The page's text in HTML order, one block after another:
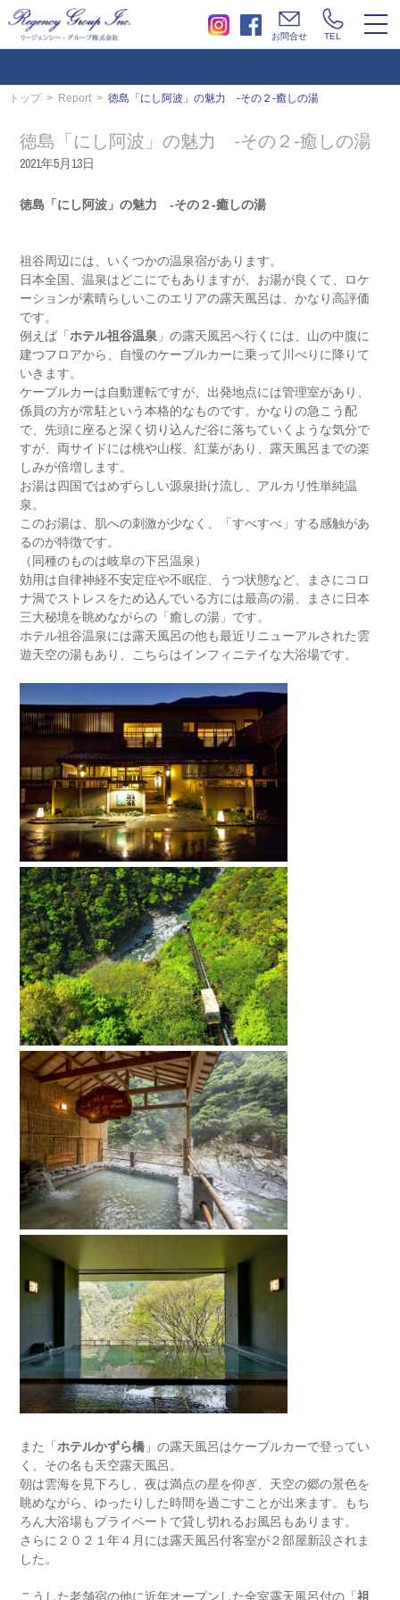
お問合せ TEL
トップ Report 徳島「にし阿波」の魅力 -その２-癒しの湯
徳島「にし阿波」の魅力 -その２-癒しの湯
2021年5月13日
徳島「にし阿波」の魅力 -その２-癒しの湯
祖谷周辺には、いくつかの温泉宿があります。
日本全国、温泉はどこにでもありますが、お湯が良くて、ロケ
ーションが素晴らしいこのエリアの露天風呂は、かなり高評価
です。
例えば「ホテル祖谷温泉 」の露天風呂へ行くには、山の中腹に
建つフロアから、自慢のケーブルカーに乗って川べりに降りて
いきます。
ケーブルカーは自動運転ですが、出発地点には管理室があり、
係員の方が常駐という本格的なものです。かなりの急こう配
で、先頭に座ると深く切り込んだ谷に落ちていくような気分で
すが、両サイドには桃や山桜、紅葉があり、露天風呂までの楽
しみが倍増します。
お湯は四国ではめずらしい源泉掛け流し、アルカリ性単純温
泉。
このお湯は、肌への刺激が少なく、「すべすべ」する感触があ
るのが特徴です。
（同種のものは岐阜の下呂温泉）
効用は自律神経不安定症や不眠症、うつ状態など、まさにコロ
ナ渦でストレスをため込んでいる方には最高の湯、まさに日本
三大秘境を眺めながらの「癒しの湯」です。
ホテル祖谷温泉には露天風呂の他も最近リニューアルされた雲
遊天空の湯もあり、こちらはインフィニテイな大浴場です。
また「ホテルかずら橋 」の露天風呂はケーブルカーで登ってい
く、その名も天空露天風呂。
朝は雲海を見下ろし、夜は満点の星を仰ぎ、天空の郷の景色を
眺めながら、ゆったりした時間を過ごすことが出来ます。もち
ろん大浴場もプライベートで貸し切れるお風呂もあります。
さらに２０２１年４月には露天風呂付客室が２部屋新設されま
した。
こうした老舗宿の他に近年オープンした全室露天風呂付の「祖